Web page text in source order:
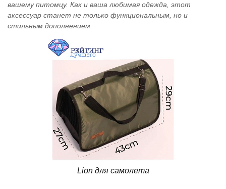
вашему питомцу. Как и ваша любимая одежда, этот
аксессуар станет не только функциональным, но и
стильным дополнением.
Lion для самолета